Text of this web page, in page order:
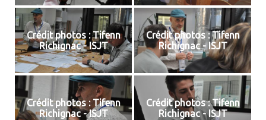
Crédit photos : Tifenn
Richignac - ISJT
Crédit photos : Tifenn
Richignac - ISJT
Crédit photos : Tifenn
Richignac - ISJT
Crédit photos : Tifenn
Richignac - ISJT